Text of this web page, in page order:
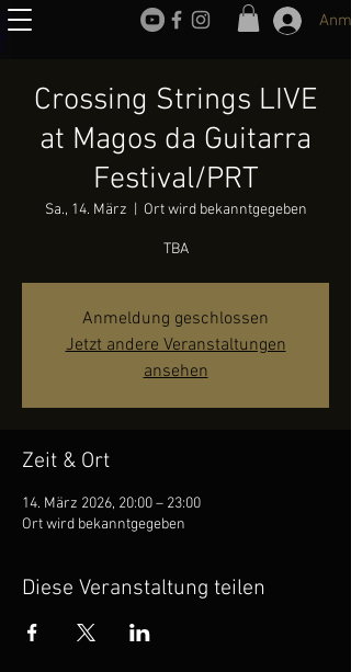
Crossing Strings LIVE
at Magos da Guitarra
Festival/PRT
Sa., 14. März Ort wird bekanntgegeben
TBA
Anmeldung geschlossen
Jetzt andere Veranstaltungen
ansehen
Zeit & Ort
14. März 2026, 20:00 – 23:00
Ort wird bekanntgegeben
Diese Veranstaltung teilen